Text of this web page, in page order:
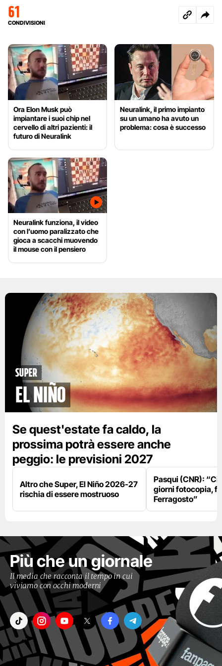
61
CONDIVISIONI
Ora Elon Musk può
impiantare i suoi chip nel
cervello di altri pazienti: il
futuro di Neuralink
Neuralink, il primo impianto
su un umano ha avuto un
problema: cosa è successo
Neuralink funziona, il video
con l’uomo paralizzato che
gioca a scacchi muovendo
il mouse con il pensiero
Super
El Niño
Se quest'estate fa caldo, la
prossima potrà essere anche
peggio: le previsioni 2027
Altro che Super, El Niño 2026-27
rischia di essere mostruoso
Pasqui (CNR):
giorni fotocopia,
Ferragosto”
Più che un giornale
Il media che racconta il tempo in cui
viviamo con occhi moderni